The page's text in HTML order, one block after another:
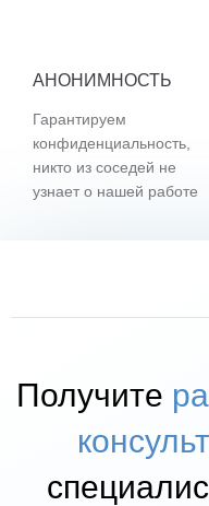
АНОНИМНОСТЬ
Гарантируем
конфиденциальность,
никто из соседей не
узнает о нашей работе
Получите